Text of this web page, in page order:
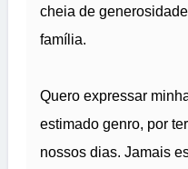
cheia de
família.
Quero expressar
estimado genro, por
nossos dias. Jamais